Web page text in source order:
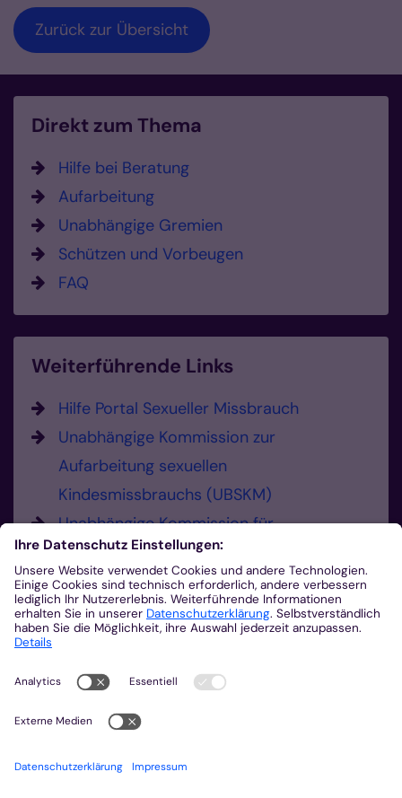
Zurück zur Übersicht
Direkt zum Thema
Hilfe bei Beratung
Aufarbeitung
Unabhängige Gremien
Schützen und Vorbeugen
FAQ
Weiterführende Links
Hilfe Portal Sexueller Missbrauch
Unabhängige Kommission zur
Aufarbeitung sexuellen
Kindesmissbrauchs (UBSKM)
Unabhängige Kommission für
Anerkennungsleistungen (UKA)
Hier können Sie Missbrauch melden.
Sie haben die Möglichkeit, sexualisierte
Gewalt und Verdachtsmomente zu
melden.
Missbrauch melden